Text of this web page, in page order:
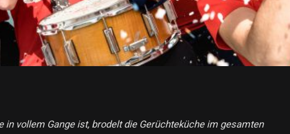
vollem Gange ist, brodelt die Gerüchteküche im gesamten